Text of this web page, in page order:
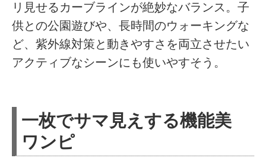
リ見せるカーブラインが絶妙なバランス。子
供との公園遊びや、長時間のウォーキングな
ど、紫外線対策と動きやすさを両立させたい
アクティブなシーンにも使いやすそう。
一枚でサマ見えする機能美
ワンピ